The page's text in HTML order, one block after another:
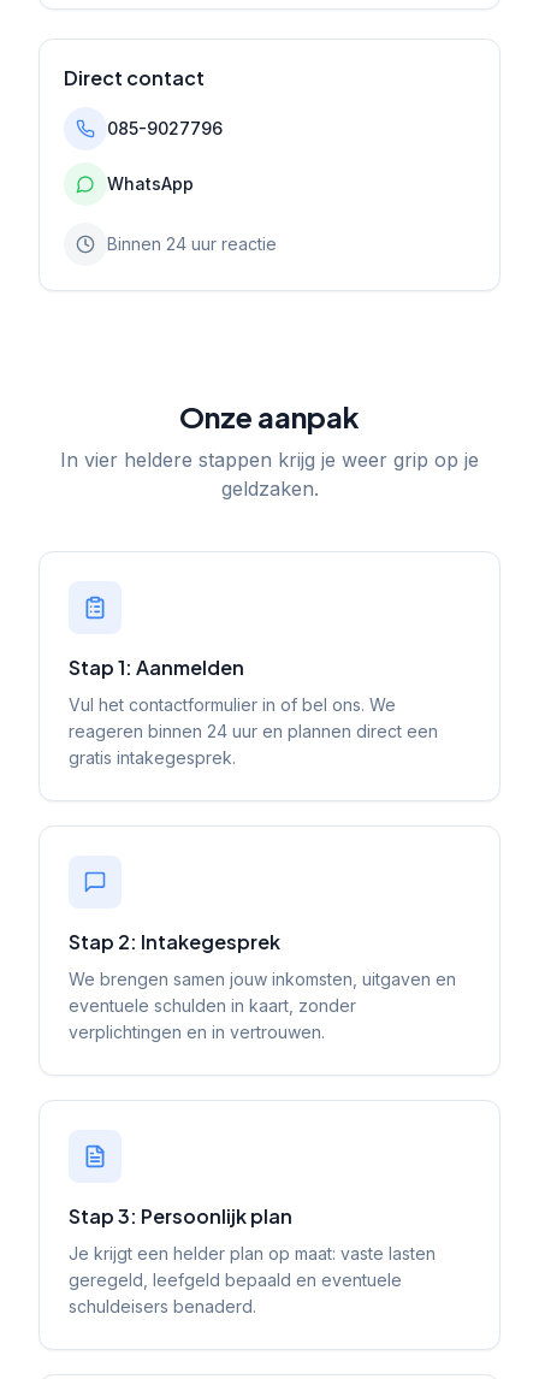
Direct contact
085-9027796
WhatsApp
Binnen 24 uur reactie
Onze aanpak
In vier heldere stappen krijg je weer grip op je
geldzaken.
Stap 1: Aanmelden
Vul het contactformulier in of bel ons. We
reageren binnen 24 uur en plannen direct een
gratis intakegesprek.
Stap 2: Intakegesprek
We brengen samen jouw inkomsten, uitgaven en
eventuele schulden in kaart, zonder
verplichtingen en in vertrouwen.
Stap 3: Persoonlijk plan
Je krijgt een helder plan op maat: vaste lasten
geregeld, leefgeld bepaald en eventuele
schuldeisers benaderd.